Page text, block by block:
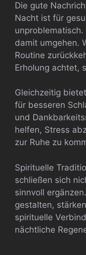
Die gute
Nacht ist für
damit umgehen.
Routine
Erholung achtet,
Gleichzeitig
für besseren
und
helfen, Stress
zur Ruhe zu
Spirituelle
schließen sich
sinnvoll
gestalten,
spirituelle
nächtliche